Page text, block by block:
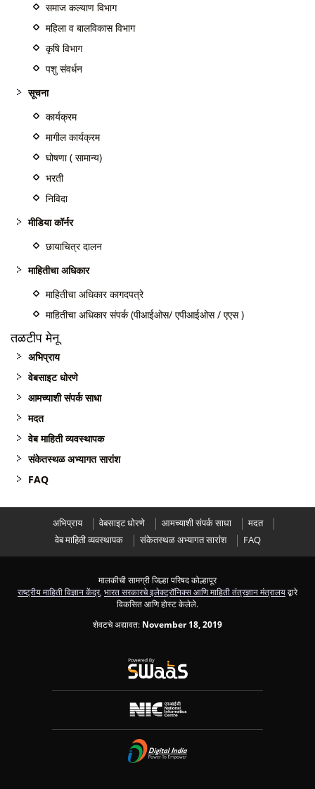
समाज कल्याण विभाग
महिला व बालविकास विभाग
कृषि विभाग
पशु संवर्धन
सूचना
कार्यक्रम
मागील कार्यक्रम
घोषणा ( सामान्य)
भरती
निविदा
मीडिया कॉर्नर
छायाचित्र दालन
माहितीचा अधिकार
माहितीचा अधिकार कागदपत्रे
माहितीचा अधिकार संपर्क (पीआईओस/ एपीआईओस / एएस )
तळटीप मेनू
अभिप्राय
वेबसाइट धोरणे
आमच्याशी संपर्क साधा
मदत
वेब माहिती व्यवस्थापक
संकेतस्थळ अभ्यागत सारांश
FAQ
अभिप्राय वेबसाइट धोरणे आमच्याशी संपर्क साधा
मदत
वेब माहिती व्यवस्थापक
संकेतस्थळ अभ्यागत सारांश FAQ
मालकीची सामग्री जिल्हा परिषद कोल्हापूर
राष्ट्रीय माहिती विज्ञान केंद्र, भारत सरकारचे इलेक्ट्रॉनिक्स आणि माहिती तंत्रज्ञान मंत्रालयद्वारे
विकसित आणि होस्ट केलेले.
शेवटचे अद्यावत: November 18, 2019